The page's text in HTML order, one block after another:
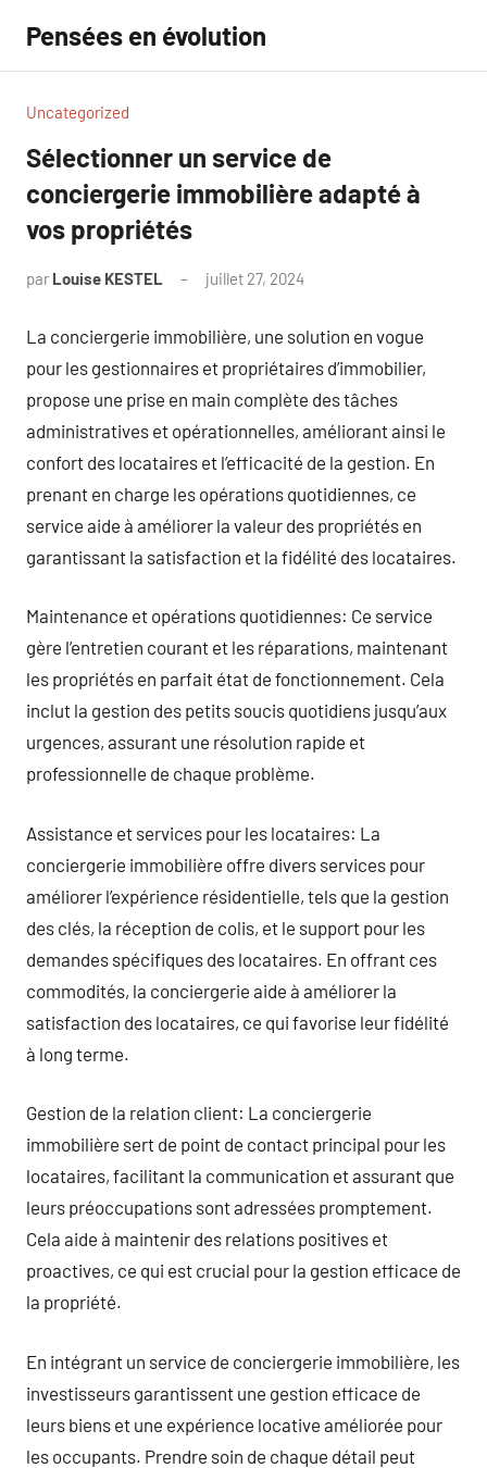
contenu
Pensées en évolution
Uncategorized
Sélectionner un service de
conciergerie immobilière adapté à
vos propriétés
par Louise KESTEL juillet 27, 2024
La conciergerie immobilière, une solution en vogue
pour les gestionnaires et propriétaires d’immobilier,
propose une prise en main complète des tâches
administratives et opérationnelles, améliorant ainsi le
confort des locataires et l’efficacité de la gestion. En
prenant en charge les opérations quotidiennes, ce
service aide à améliorer la valeur des propriétés en
garantissant la satisfaction et la fidélité des locataires.
Maintenance et opérations quotidiennes: Ce service
gère l’entretien courant et les réparations, maintenant
les propriétés en parfait état de fonctionnement. Cela
inclut la gestion des petits soucis quotidiens jusqu’aux
urgences, assurant une résolution rapide et
professionnelle de chaque problème.
Assistance et services pour les locataires: La
conciergerie immobilière offre divers services pour
améliorer l’expérience résidentielle, tels que la gestion
des clés, la réception de colis, et le support pour les
demandes spécifiques des locataires. En offrant ces
commodités, la conciergerie aide à améliorer la
satisfaction des locataires, ce qui favorise leur fidélité
à long terme.
Gestion de la relation client: La conciergerie
immobilière sert de point de contact principal pour les
locataires, facilitant la communication et assurant que
leurs préoccupations sont adressées promptement.
Cela aide à maintenir des relations positives et
proactives, ce qui est crucial pour la gestion efficace de
la propriété.
En intégrant un service de conciergerie immobilière, les
investisseurs garantissent une gestion efficace de
leurs biens et une expérience locative améliorée pour
les occupants. Prendre soin de chaque détail peut